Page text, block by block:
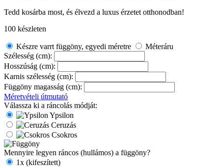
Tedd kosárba most, és élvezd a luxus érzetet otthonodban!
100 készleten
Készre varrt függöny, egyedi méretre
Méteráru
Szélesség (cm):
Hosszúság (cm):
Karnis szélesség (cm):
Függöny magasság (cm):
Méretvételi útmutató
Válassza ki a ráncolás módját:
Ypsilon
Ceruzás
Csokros
Mennyire legyen ráncos (hullámos) a függöny?
1x (kifeszített)